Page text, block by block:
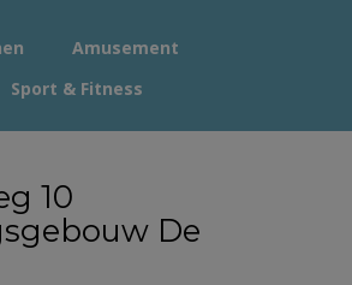
Amusement
Sport & Fitness
10
De